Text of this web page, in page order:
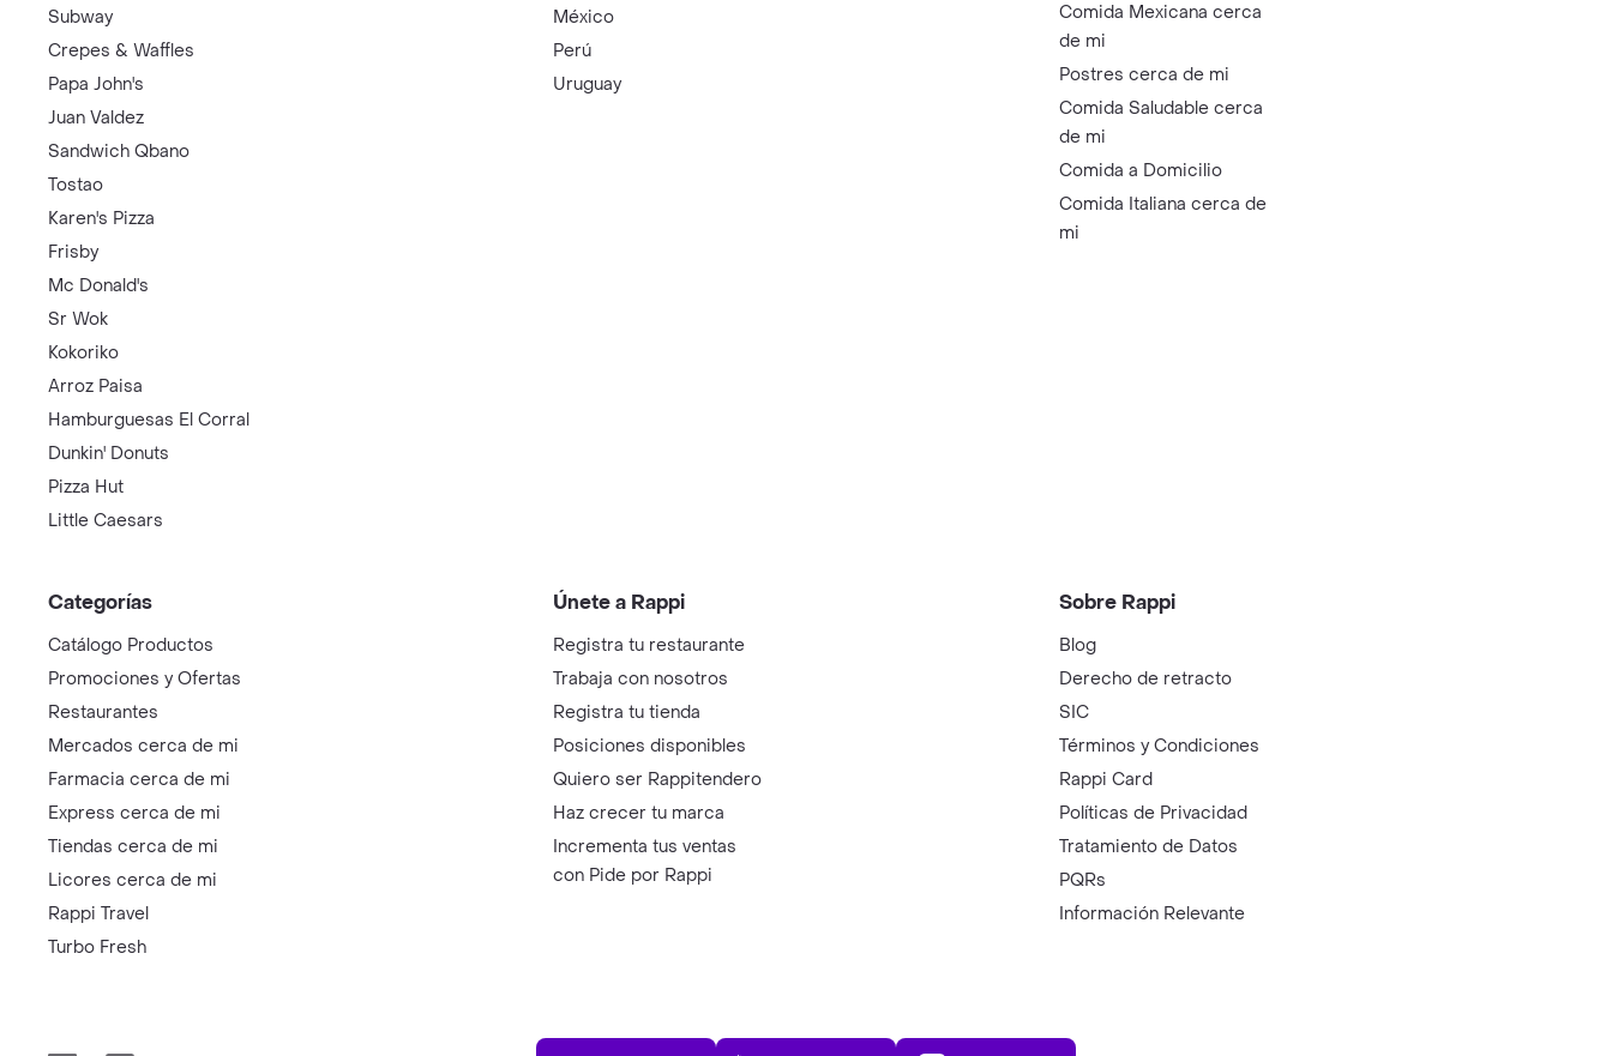
Subway
Crepes & Waffles
Papa John's
Juan Valdez
Sandwich Qbano
Tostao
Karen's Pizza
Frisby
Mc Donald's
Sr Wok
Kokoriko
Arroz Paisa
Hamburguesas El Corral
Dunkin' Donuts
Pizza Hut
Little Caesars
México
Perú
Uruguay
Comida Mexicana cerca
de mi
Postres cerca de mi
Comida Saludable cerca
de mi
Comida a Domicilio
Comida Italiana cerca de
mi
Categorías
Catálogo Productos
Promociones y Ofertas
Restaurantes
Mercados cerca de mi
Farmacia cerca de mi
Express cerca de mi
Tiendas cerca de mi
Licores cerca de mi
Rappi Travel
Turbo Fresh
Únete a Rappi
Registra tu restaurante
Trabaja con nosotros
Registra tu tienda
Posiciones disponibles
Quiero ser Rappitendero
Haz crecer tu marca
Incrementa tus ventas
con Pide por Rappi
Sobre Rappi
Blog
Derecho de retracto
SIC
Términos y Condiciones
Rappi Card
Políticas de Privacidad
Tratamiento de Datos
PQRs
Información Relevante
App Store Play Store AppGallery